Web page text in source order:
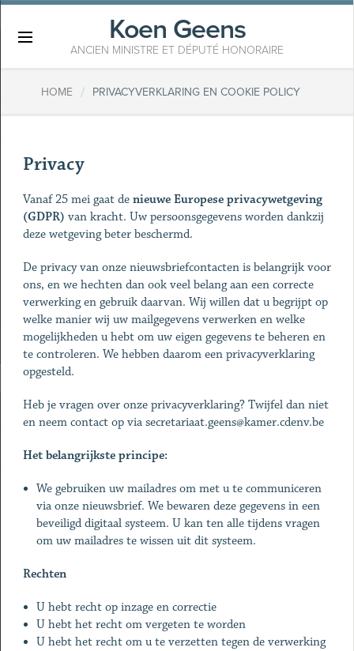
Koen Geens
ANCIEN MINISTRE ET DÉPUTÉ HONORAIRE
HOME / PRIVACYVERKLARING EN COOKIE POLICY
Privacy
Vanaf 25 mei gaat de nieuwe Europese privacywetgeving
(GDPR) van kracht. Uw persoonsgegevens worden dankzij
deze wetgeving beter beschermd.
De privacy van onze nieuwsbriefcontacten is belangrijk voor
ons, en we hechten dan ook veel belang aan een correcte
verwerking en gebruik daarvan. Wij willen dat u begrijpt op
welke manier wij uw mailgegevens verwerken en welke
mogelijkheden u hebt om uw eigen gegevens te beheren en
te controleren. We hebben daarom een privacyverklaring
opgesteld.
Heb je vragen over onze privacyverklaring? Twijfel dan niet
en neem contact op via secretariaat.geens@kamer.cdenv.be
Het belangrijkste principe:
We gebruiken uw mailadres om met u te communiceren
via onze nieuwsbrief. We bewaren deze gegevens in een
beveiligd digitaal systeem. U kan ten alle tijdens vragen
om uw mailadres te wissen uit dit systeem.
Rechten
U hebt recht op inzage en correctie
U hebt het recht om vergeten te worden
U hebt het recht om u te verzetten tegen de verwerking